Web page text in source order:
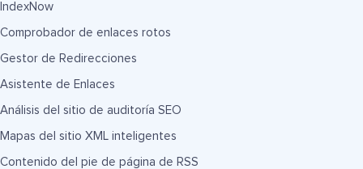
IndexNow
Comprobador de enlaces rotos
Gestor de Redirecciones
Asistente de Enlaces
Análisis del sitio de auditoría SEO
Mapas del sitio XML inteligentes
Contenido del pie de página de RSS